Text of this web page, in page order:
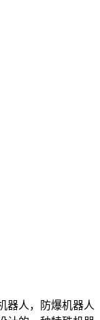
器人，防爆机器人